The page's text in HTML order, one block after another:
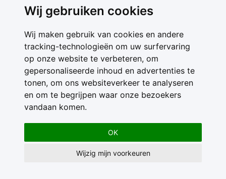
Wij gebruiken cookies
Wij maken gebruik van cookies en andere
tracking-technologieën om uw surfervaring
op onze website te verbeteren, om
gepersonaliseerde inhoud en advertenties te
tonen, om ons websiteverkeer te analyseren
en om te begrijpen waar onze bezoekers
vandaan komen.
OK
Wijzig mijn voorkeuren
Contact
Feedback
Nieuwsbrief
Adverteren
Gebruikersvoorwaarden
Privacy Statement